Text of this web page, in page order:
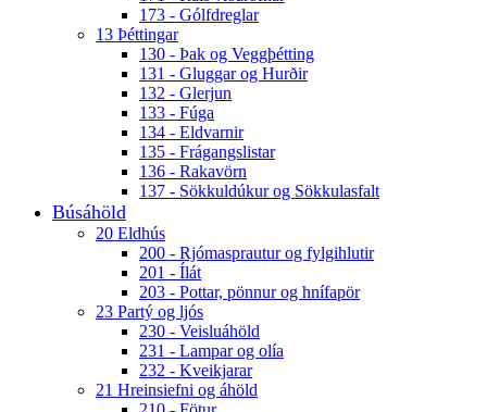
173 - Gólfdreglar
13 Þéttingar
130 - Þak og Veggþétting
131 - Gluggar og Hurðir
132 - Glerjun
133 - Fúga
134 - Eldvarnir
135 - Frágangslistar
136 - Rakavörn
137 - Sökkuldúkur og Sökkulasfalt
Búsáhöld
20 Eldhús
200 - Rjómasprautur og fylgihlutir
201 - Ílát
203 - Pottar, pönnur og hnífapör
23 Partý og ljós
230 - Veisluáhöld
231 - Lampar og olía
232 - Kveikjarar
21 Hreinsiefni og áhöld